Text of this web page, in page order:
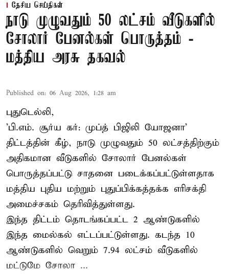
தேசிய செய்திகள்
நாடு முழுவதும் 50 லட்சம் வீடுகளில்
சோலார் பேனல்கள் பொருத்தம் -
மத்திய அரசு தகவல்
Published on: 06 Aug 2026, 1:28 am
புதுடெல்லி,
'பி.எம். சூர்ய கர்: முப்த் பிஜிலி யோஜனா'
திட்டத்தின் கீழ், நாடு முழுவதும் 50 லட்சத்திற்கும்
அதிகமான வீடுகளில் சோலார் பேனல்கள்
பொருத்தப்பட்டு சாதனை படைக்கப்பட்டுள்ளதாக
மத்திய புதிய மற்றும் புதுப்பிக்கத்தக்க எரிசக்தி
அமைச்சகம் தெரிவித்துள்ளது.
இந்த திட்டம் தொடங்கப்பட்ட 2 ஆண்டுகளில்
இந்த மைல்கல் எட்டப்பட்டுள்ளது. கடந்த 10
ஆண்டுகளில் வெறும் 7.94 லட்சம் வீடுகளில்
மட்டுமே சோலா ...